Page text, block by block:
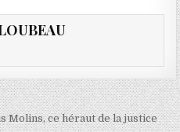
Molins, ce héraut de la justice